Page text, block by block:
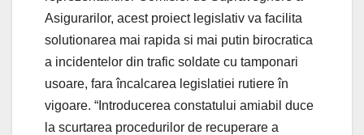
Asigurarilor, acest proiect legislativ va facilita
solutionarea mai rapida si mai putin birocratica
a incidentelor din trafic soldate cu tamponari
usoare, fara încalcarea legislatiei rutiere în
vigoare. “Introducerea constatului amiabil duce
la scurtarea procedurilor de recuperare a